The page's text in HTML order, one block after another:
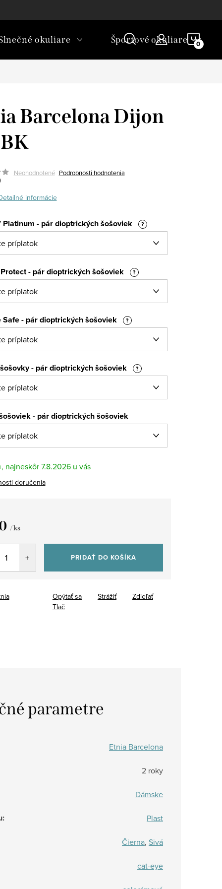
okuliare Športové okuliare
Barcelona Dijon
Neohodnotené Podrobnosti hodnotenia
informácie
Platinum - pár dioptrických šošoviek ?
- pár dioptrických šošoviek ?
Safe - pár dioptrických šošoviek ?
- pár dioptrických šošoviek ?
- pár dioptrických šošoviek
7.8.2026
doručenia
/ ks
PRIDAŤ DO KOŠÍKA
Tlač
Opýtať sa Strážiť Zdieľať
parametre
Etnia Barcelona
2 roky
Dámske
: Plast
Čierna, Sivá
cat-eye